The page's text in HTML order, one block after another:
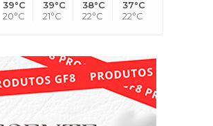
39°C
20°C
39°C
21°C
38°C
22°C
37°C
22°C